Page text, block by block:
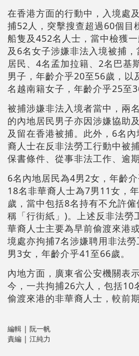
在香港方面的行動中，入境處
捕52人，突擊搜查超過60個目
船隻及452名人士，當中檢獲
及6名女子涉嫌非法入境被捕
居民、4名孟加拉籍、2名巴基
男子，年齡介乎20至56歲，以
名越南籍女子，年齡介乎25至
被捕涉嫌非法入境者當中，兩
的內地居民男子亦因涉嫌協助
及留在香港被捕。此外，6名
裔人士在反非法勞工行動中被
保書條件、從事非法工作、逾
6名內地居民為4男2女，年齡
18名非華裔人士為7男11女，
歲，當中包括8名持有不允許
稱「行街紙」)。上述反非法勞
華裔人士主要為早前偷渡來港
境處亦拘捕7名涉嫌聘用非法
男3女，年齡介乎41至66歲。
內地方面，廣東省公安機關表
今，一共拘捕26六人，包括10
偷渡來港的非華裔人士，較前
編輯 | 阮一帆
責編 | 江純力